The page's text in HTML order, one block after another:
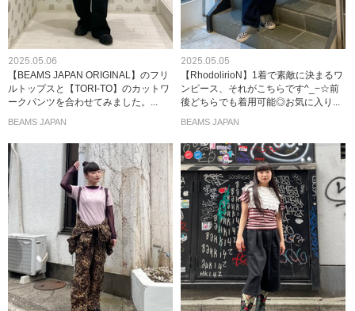
2025.05.06
【BEAMS JAPAN ORIGINAL】のフリ
ルトップスと【TORI-TO】のカットワ
ークパンツを合わせてみました。...
BEAMS JAPAN
2025.05.05
【RhodolirioN】1着で素敵に決まるワ
ンピース、それがこちらです^_−☆前
後どちらでも着用可能◎お気に入り...
BEAMS JAPAN